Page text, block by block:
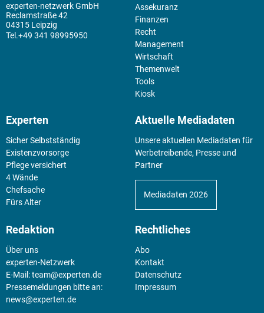
experten-netzwerk GmbH
Reclamstraße 42
04315 Leipzig
+49 341 98995950
Assekuranz
Finanzen
Recht
Management
Wirtschaft
Themenwelt
Tools
Kiosk
Experten
Sicher Selbstständig
Existenz­vorsorge
Pflege versichert
4 Wände
Chefsache
Fürs Alter
Aktuelle Mediadaten
Unsere aktuellen Mediadaten für
Werbetreibende, Presse und
Partner
Mediadaten 2026
Redaktion
Über uns
experten-Netzwerk
E-Mail:team@experten.de
Pressemeldungen bitte an:
news@experten.de
Rechtliches
Abo
Kontakt
Datenschutz
Impressum